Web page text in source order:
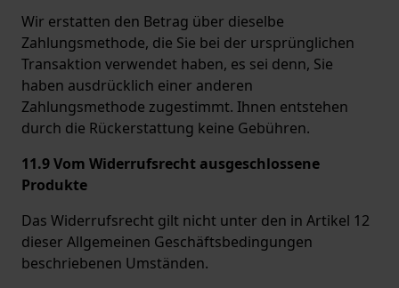
Wir erstatten den Betrag über dieselbe
Zahlungsmethode, die Sie bei der ursprünglichen
Transaktion verwendet haben, es sei denn, Sie
haben ausdrücklich einer anderen
Zahlungsmethode zugestimmt. Ihnen entstehen
durch die Rückerstattung keine Gebühren.
11.9 Vom Widerrufsrecht ausgeschlossene
Produkte
Das Widerrufsrecht gilt nicht unter den in Artikel 12
dieser Allgemeinen Geschäftsbedingungen
beschriebenen Umständen.